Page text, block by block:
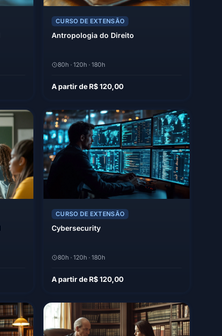
CURSO DE EXTENSÃO
Antropologia do Direito
80h · 120h · 180h
A partir de R$ 120,00
CURSO DE EXTENSÃO
Cybersecurity
80h · 120h · 180h
A partir de R$ 120,00